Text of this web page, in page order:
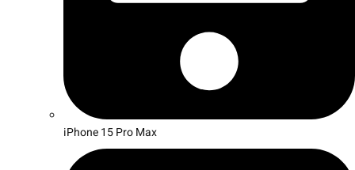
iPhone 15 Pro Max